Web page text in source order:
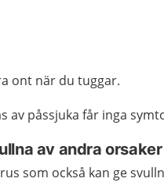
ont när du tuggar.
av påssjuka får inga
av andra orsaker
som också kan ge